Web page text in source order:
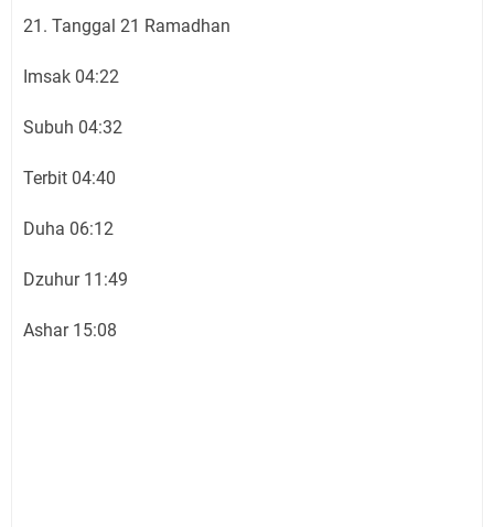
21. Tanggal 21 Ramadhan
Imsak 04:22
Subuh 04:32
Terbit 04:40
Duha 06:12
Dzuhur 11:49
Ashar 15:08